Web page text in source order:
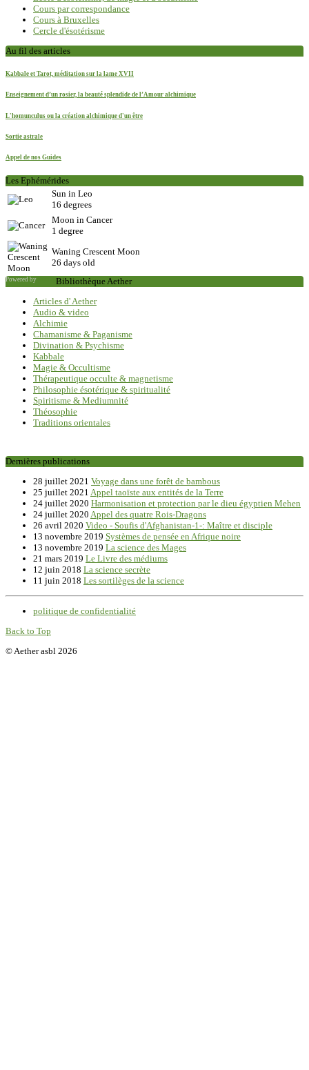
Cours par correspondance
Cours à Bruxelles
Cercle d'ésotérisme
Au fil des articles
Kabbale et Tarot, méditation sur la lame XVII
Enseignement d’un rosier, la beauté splendide de l’Amour alchimique
L'homunculus ou la création alchimique d'un être
Sortie astrale
Appel de nos Guides
Les Ephémérides
Sun in Leo
16 degrees
Moon in Cancer
1 degree
Waning Crescent Moon
26 days old
Powered by
Bibliothèque Aether
Articles d' Aether
Audio & video
Alchimie
Chamanisme & Paganisme
Divination & Psychisme
Kabbale
Magie & Occultisme
Thérapeutique occulte & magnetisme
Philosophie ésotérique & spiritualité
Spiritisme & Mediumnité
Théosophie
Traditions orientales
Dernières publications
28 juillet 2021 Voyage dans une forêt de bambous
25 juillet 2021 Appel taoïste aux entités de la Terre
24 juillet 2020 Harmonisation et protection par le dieu égyptien Mehen
24 juillet 2020 Appel des quatre Rois-Dragons
26 avril 2020 Video - Soufis d'Afghanistan-1-: Maître et disciple
13 novembre 2019 Systèmes de pensée en Afrique noire
13 novembre 2019 La science des Mages
21 mars 2019 Le Livre des médiums
12 juin 2018 La science secrète
11 juin 2018 Les sortilèges de la science
politique de confidentialité
Back to Top
© Aether asbl 2026